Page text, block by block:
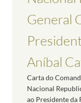
General
Aníbal
Carta do
Nacional
ao Presidente da